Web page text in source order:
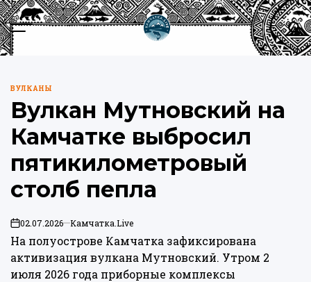
Перейти
к
содержимому
Меню
ОПУБЛИКОВАНО
В
ВУЛКАНЫ
Вулкан Мутновский на
Камчатке выбросил
пятикилометровый
столб пепла
on02.07.2026 Камчатка.Live
На полуострове Камчатка зафиксирована
активизация вулкана Мутновский. Утром 2
июля 2026 года приборные комплексы